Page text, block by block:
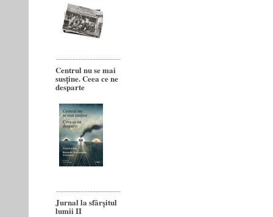
Centrul nu se mai
susține. Ceea ce ne
desparte
Jurnal la sfârșitul
lumii II